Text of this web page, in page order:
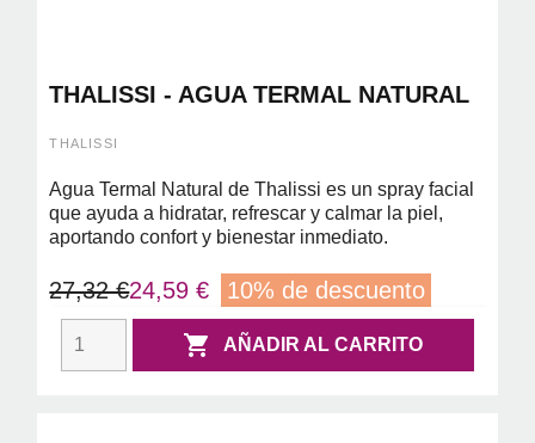
THALISSI - AGUA TERMAL NATURAL
THALISSI
Agua Termal Natural de Thalissi es un spray facial
que ayuda a hidratar, refrescar y calmar la piel,
aportando confort y bienestar inmediato.
27,32 €24,59 € 10% de descuento
 AÑADIR AL CARRITO